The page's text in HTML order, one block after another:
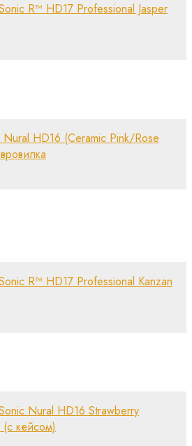
R™ HD17 Professional Jasper
Nural HD16 (Ceramic Pink/Rose
R™ HD17 Professional Kanzan
Nural HD16 Strawberry
кейсом)